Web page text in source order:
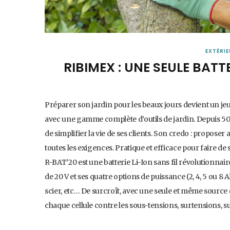
RIBIMEX : UNE SEULE
Préparer son jardin pour les beaux jours devient un
avec une gamme complète d’outils de jardin. Depuis
de simplifier la vie de ses clients. Son credo :
toutes les exigences. Pratique et efficace pour faire
R-BAT’20 est une batterie Li-Ion sans fil
de 20 V et ses quatre options de puissance (2, 4, 5 ou
scier, etc… De surcroît, avec une seule et même
chaque cellule contre les sous-tensions,